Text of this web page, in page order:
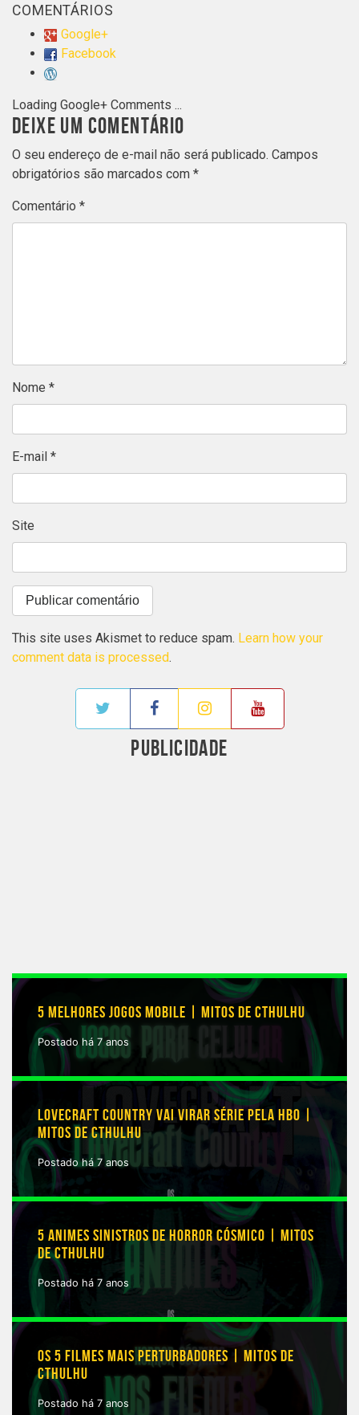
COMENTÁRIOS
Google+
Facebook
Loading Google+ Comments ...
DEIXE UM COMENTÁRIO
O seu endereço de e-mail não será publicado. Campos
obrigatórios são marcados com *
Comentário *
Nome *
E-mail *
Site
This site uses Akismet to reduce spam. Learn how your
comment data is processed.
PUBLICIDADE
5 MELHORES JOGOS MOBILE | MITOS DE CTHULHU
Postado há 7 anos
LOVECRAFT COUNTRY VAI VIRAR SÉRIE PELA HBO |
MITOS DE CTHULHU
Postado há 7 anos
5 ANIMES SINISTROS DE HORROR CÓSMICO | MITOS
DE CTHULHU
Postado há 7 anos
OS 5 FILMES MAIS PERTURBADORES | MITOS DE
CTHULHU
Postado há 7 anos